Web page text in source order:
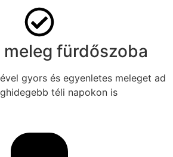
meleg fürdőszoba
gyors és egyenletes meleget ad
téli napokon is